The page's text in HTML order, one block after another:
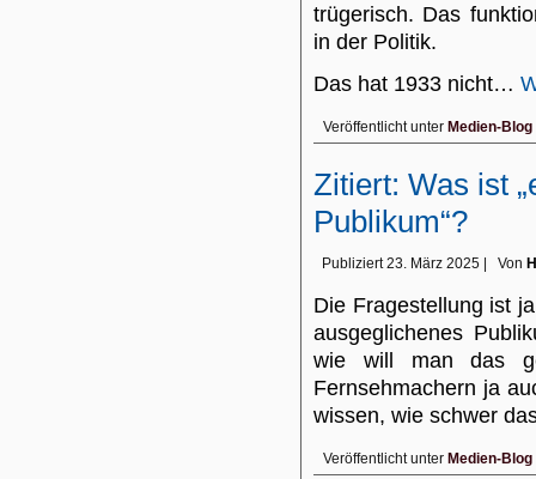
trügerisch. Das
in der Politik.
Das hat 1933 nicht…
Veröffentlicht unter Medien-Blog
Zitiert: Was ist
Publikum“?
Publiziert 23. März 2025 Von
Die Fragestellung ist
ausgeglichenes
wie will man das
Fernsehmachern ja
wissen, wie schwer
Veröffentlicht unter Medien-Blog